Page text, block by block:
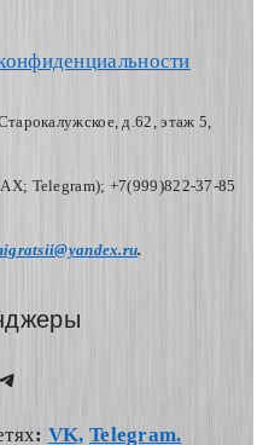
д.62, этаж 5,
Telegram); +7(999)822-37-85
.
vk.com/
: VK, Telegram.